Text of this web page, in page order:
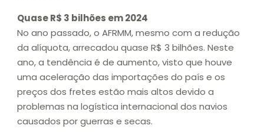
Quase R$ 3 bilhões em 2024
No ano passado, o AFRMM, mesmo com a redução
da alíquota, arrecadou quase R$ 3 bilhões. Neste
ano, a tendência é de aumento, visto que houve
uma aceleração das importações do país e os
preços dos fretes estão mais altos devido a
problemas na logística internacional dos navios
causados por guerras e secas.